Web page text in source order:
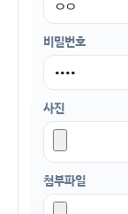
비밀번호
사진
첨부파일